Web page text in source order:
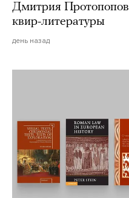
Дмитрия
квир-литературы
день назад